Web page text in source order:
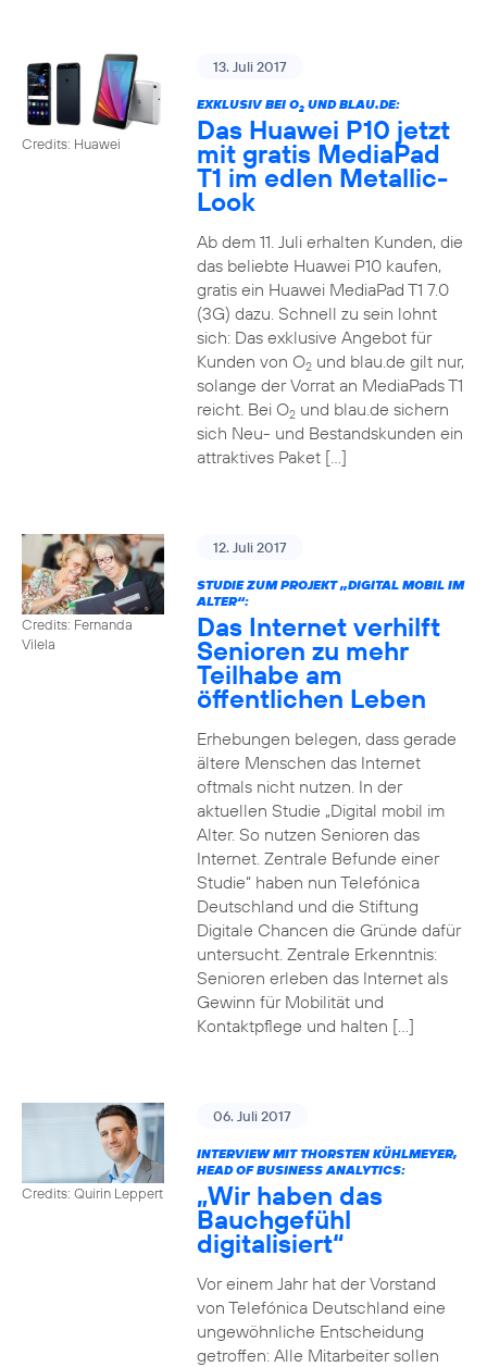
Credits: Huawei
13. Juli 2017
EXKLUSIV BEI O2UND BLAU.DE:
Das Huawei P10 jetzt
mit gratis MediaPad
T1 im edlen Metallic-
Look
Ab dem 11. Juli erhalten Kunden, die
das beliebte Huawei P10 kaufen,
gratis ein Huawei MediaPad T1 7.0
(3G) dazu. Schnell zu sein lohnt
sich: Das exklusive Angebot für
Kunden von O2und blau.de gilt nur,
solange der Vorrat an MediaPads T1
reicht. Bei O2und blau.de sichern
sich Neu- und Bestandskunden ein
attraktives Paket […]
Credits: Fernanda
Vilela
12. Juli 2017
STUDIE ZUM PROJEKT „DIGITAL MOBIL IM
ALTER“:
Das Internet verhilft
Senioren zu mehr
Teilhabe am
öffentlichen Leben
Erhebungen belegen, dass gerade
ältere Menschen das Internet
oftmals nicht nutzen. In der
aktuellen Studie „Digital mobil im
Alter. So nutzen Senioren das
Internet. Zentrale Befunde einer
Studie“ haben nun Telefónica
Deutschland und die Stiftung
Digitale Chancen die Gründe dafür
untersucht. Zentrale Erkenntnis:
Senioren erleben das Internet als
Gewinn für Mobilität und
Kontaktpflege und halten […]
Credits: Quirin Leppert
06. Juli 2017
INTERVIEW MIT THORSTEN KÜHLMEYER,
HEAD OF BUSINESS ANALYTICS:
„Wir haben das
Bauchgefühl
digitalisiert“
Vor einem Jahr hat der Vorstand
von Telefónica Deutschland eine
ungewöhnliche Entscheidung
getroffen: Alle Mitarbeiter sollen